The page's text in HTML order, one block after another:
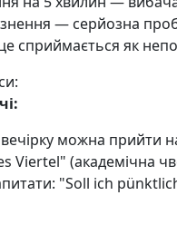
— серйозна
сприймається як
можна прийти
Viertel" (академічна
"Soll ich